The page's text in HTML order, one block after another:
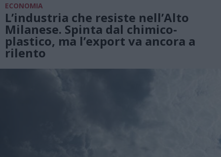
ECONOMIA
L’industria che resiste nell’Alto
Milanese. Spinta dal chimico-
plastico, ma l’export va ancora a
rilento